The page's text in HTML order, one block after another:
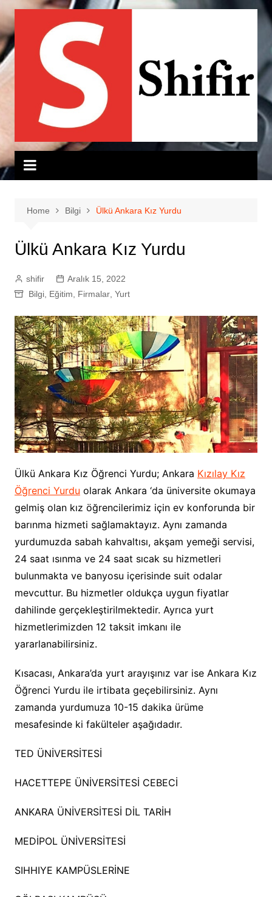
Skip
to
content
Home Bilgi Ülkü Ankara Kız Yurdu
Ülkü Ankara Kız Yurdu
shifir
Aralık 15, 2022
Bilgi, Eğitim Firmalar, Yurt
Ülkü Ankara Kız Öğrenci Yurdu; Ankara Kızılay Kız
Öğrenci Yurdu olarak Ankara ‘da üniversite okumaya
gelmiş olan kız öğrencilerimiz için ev konforunda bir
barınma hizmeti sağlamaktayız. Aynı zamanda
yurdumuzda sabah kahvaltısı, akşam yemeği servisi,
24 saat ısınma ve 24 saat sıcak su hizmetleri
bulunmakta ve banyosu içerisinde suit odalar
mevcuttur. Bu hizmetler oldukça uygun fiyatlar
dahilinde gerçekleştirilmektedir. Ayrıca yurt
hizmetlerimizden 12 taksit imkanı ile
yararlanabilirsiniz.
Kısacası, Ankara’da yurt arayışınız var ise Ankara Kız
Öğrenci Yurdu ile irtibata geçebilirsiniz. Aynı
zamanda yurdumuza 10-15 dakika ürüme
mesafesinde ki fakülteler aşağıdadır.
TED ÜNİVERSİTESİ
HACETTEPE ÜNİVERSİTESİ CEBECİ
ANKARA ÜNİVERSİTESİ DİL TARİH
MEDİPOL ÜNİVERSİTESİ
SIHHIYE KAMPÜSLERİNE